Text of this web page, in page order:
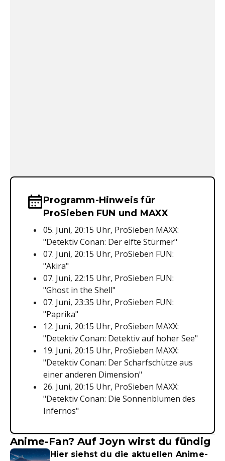
Wichtige Hinweise &
Programm-Hinweis für
ProSieben FUN und MAXX
05. Juni, 20:15 Uhr, ProSieben MAXX:
"Detektiv Conan: Der elfte Stürmer"
07. Juni, 20:15 Uhr, ProSieben FUN:
"Akira"
07. Juni, 22:15 Uhr, ProSieben FUN:
"Ghost in the Shell"
07. Juni, 23:35 Uhr, ProSieben FUN:
"Paprika"
12. Juni, 20:15 Uhr, ProSieben MAXX:
"Detektiv Conan: Detektiv auf hoher See"
19. Juni, 20:15 Uhr, ProSieben MAXX:
"Detektiv Conan: Der Scharfschütze aus
einer anderen Dimension"
26. Juni, 20:15 Uhr, ProSieben MAXX:
"Detektiv Conan: Die Sonnenblumen des
Infernos"
Anime-Fan? Auf Joyn wirst du fündig
Hier siehst du die aktuellen Anime-